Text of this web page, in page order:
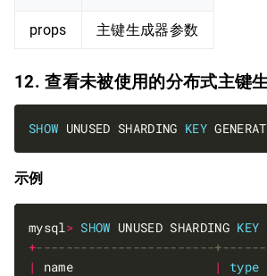
props 主键生成器参数
12. 查看未被使用的分布式主键
SHOW UNUSED SHARDING KEY
示例
mysql> SHOW UNUSED SHARDING KEY
+
|
name | type